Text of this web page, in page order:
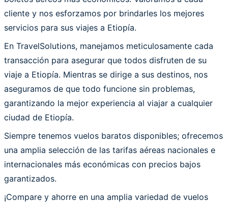
cliente y nos esforzamos por brindarles los mejores
servicios para sus viajes a Etiopía.
En TravelSolutions, manejamos meticulosamente cada
transacción para asegurar que todos disfruten de su
viaje a Etiopía. Mientras se dirige a sus destinos, nos
aseguramos de que todo funcione sin problemas,
garantizando la mejor experiencia al viajar a cualquier
ciudad de Etiopía.
Siempre tenemos vuelos baratos disponibles; ofrecemos
una amplia selección de las tarifas aéreas nacionales e
internacionales más económicas con precios bajos
garantizados.
¡Compare y ahorre en una amplia variedad de vuelos